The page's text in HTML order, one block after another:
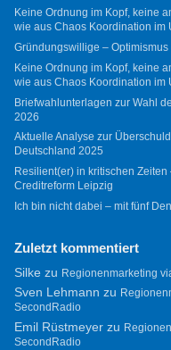
Keine Ordnung im Kopf, keine
wie aus Chaos Koordination im
Gründungswillige –
Keine Ordnung im Kopf, keine
wie aus Chaos Koordination im
Briefwahlunterlagen zur Wahl
2026
Aktuelle Analyse zur
Deutschland 2025
Resilient(er) in kritischen
Creditreform Leipzig
Ich bin nicht dabei – mit fünf
Zuletzt kommentiert
Silkezu Regionenmarketing
Sven Lehmann zu
SecondRadio
Emil Rüstmeyerzu
SecondRadio